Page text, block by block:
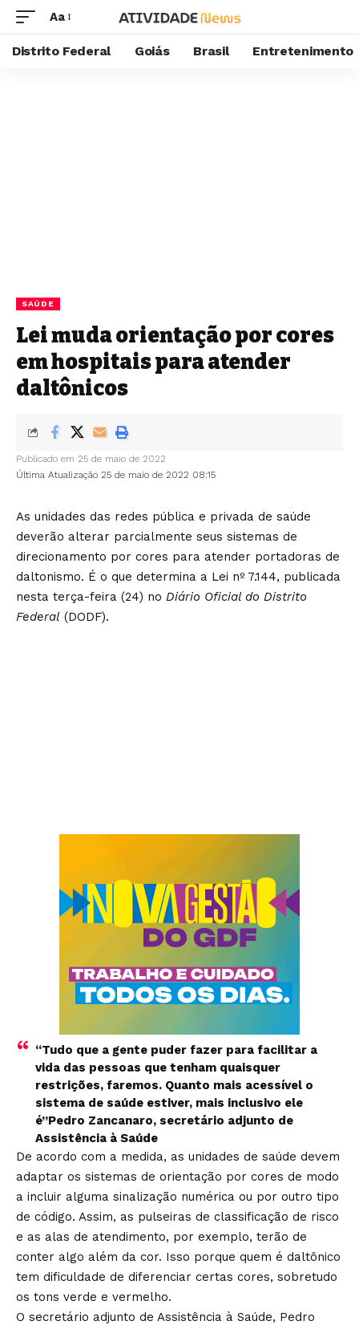
Aa
Distrito Federal Goiás Brasil Entretenimento
SAÚDE
Lei muda orientação por cores
em hospitais para atender
daltônicos
Última Atualização 25 de maio de 2022 08:15
Publicado em 25 de maio de 2022
As unidades das redes pública e privada de saúde
deverão alterar parcialmente seus sistemas de
direcionamento por cores para atender portadoras de
daltonismo. É o que determina a Lei nº 7.144, publicada
nesta terça-feira (24) no Diário Oficial do Distrito
Federal (DODF).
“Tudo que a gente puder fazer para facilitar a
vida das pessoas que tenham quaisquer
restrições, faremos. Quanto mais acessível o
sistema de saúde estiver, mais inclusivo ele
é”Pedro Zancanaro, secretário adjunto de
Assistência à Saúde
De acordo com a medida, as unidades de saúde devem
adaptar os sistemas de orientação por cores de modo
a incluir alguma sinalização numérica ou por outro tipo
de código. Assim, as pulseiras de classificação de risco
e as alas de atendimento, por exemplo, terão de
conter algo além da cor. Isso porque quem é daltônico
tem dificuldade de diferenciar certas cores, sobretudo
os tons verde e vermelho.
O secretário adjunto de Assistência à Saúde, Pedro